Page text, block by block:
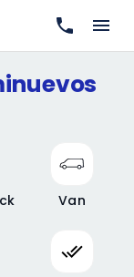
Van